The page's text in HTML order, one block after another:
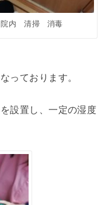
院内 清掃 消毒
っております。
設置し、一定の湿度